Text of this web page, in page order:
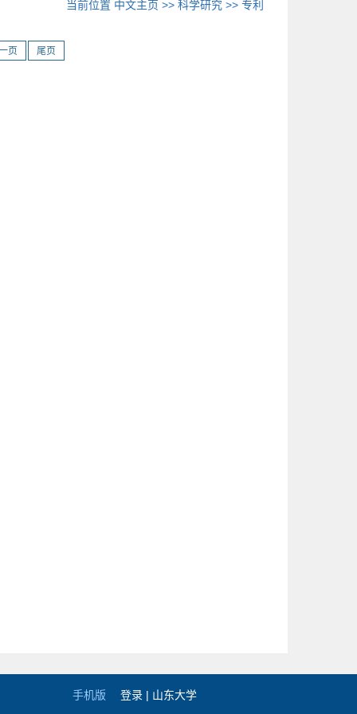
当前位置 中文主页 >>科学研究 >>专利
页 尾页
手机版 登录 | 山东大学